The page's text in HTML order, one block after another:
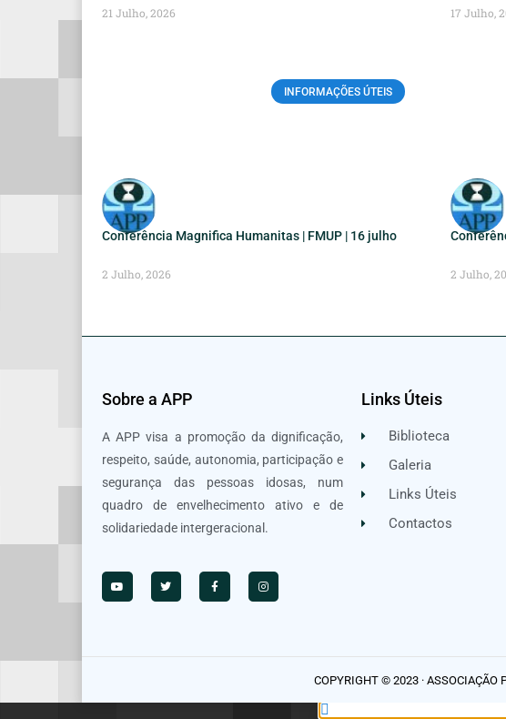
21 Julho, 2026 17 Julho,
INFORMAÇÕES ÚTEIS
Conferência Magnifica Humanitas | FMUP | 16 julho
2 Julho, 2026 2 Julho,
Sobre a APP
A APP visa a promoção da dignificação,
respeito, saúde, autonomia, participação e
segurança das pessoas idosas, num
quadro de envelhecimento ativo e de
solidariedade intergeracional.
Links Úteis
Biblioteca
Galeria
Links Úteis
Contactos
COPYRIGHT © 2023 · ASSOCIAÇÃO